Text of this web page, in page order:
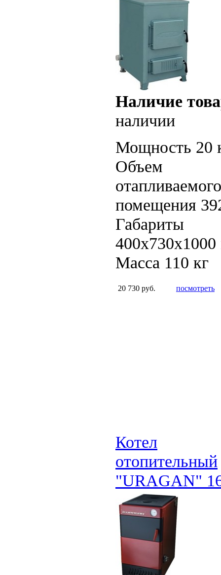
Наличие
наличии
Мощность 20
Объем
отапливаемого
помещения
Габариты
Масса 110 кг
20 730 руб. посмотреть
Котел
отопительный
"URAGAN"